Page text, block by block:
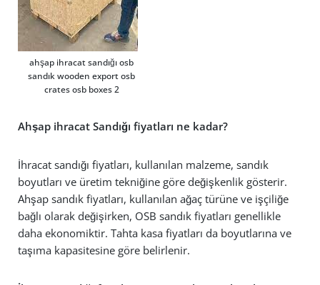
ahşap ihracat sandığı osb
sandık wooden export osb
crates osb boxes 2
Ahşap ihracat Sandığı fiyatları ne kadar?
İhracat sandığı fiyatları, kullanılan malzeme, sandık
boyutları ve üretim tekniğine göre değişkenlik gösterir.
Ahşap sandık fiyatları, kullanılan ağaç türüne ve işçiliğe
bağlı olarak değişirken, OSB sandık fiyatları genellikle
daha ekonomiktir. Tahta kasa fiyatları da boyutlarına ve
taşıma kapasitesine göre belirlenir.